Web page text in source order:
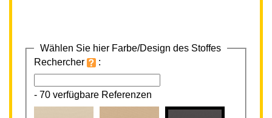
Wählen Sie hier Farbe/Design des Stoffes
Rechercher
:
- 70 verfügbare Referenzen